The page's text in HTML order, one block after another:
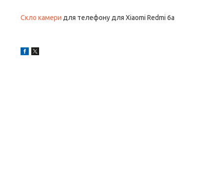
Скло камери для телефону для Xiaomi Redmi 6a